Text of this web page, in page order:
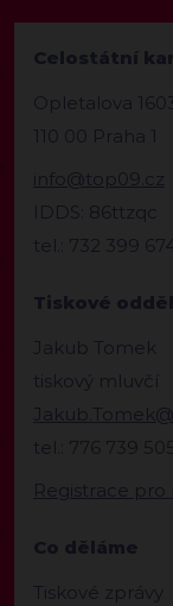
Celostátní
Opletalova
110 00 Praha 1
info@top09.cz
IDDS: 86ttzqc
tel.: 732 399
Tiskové
Jakub Tomek
tiskový mluvčí
tel.: 776 739 505
Registrace pro
Co děláme
Tiskové zprávy